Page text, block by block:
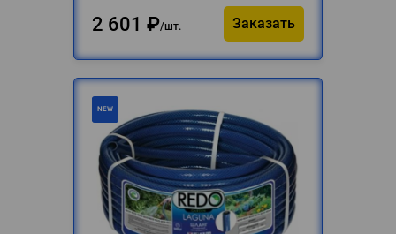
2 601 ₽ шт. Заказать